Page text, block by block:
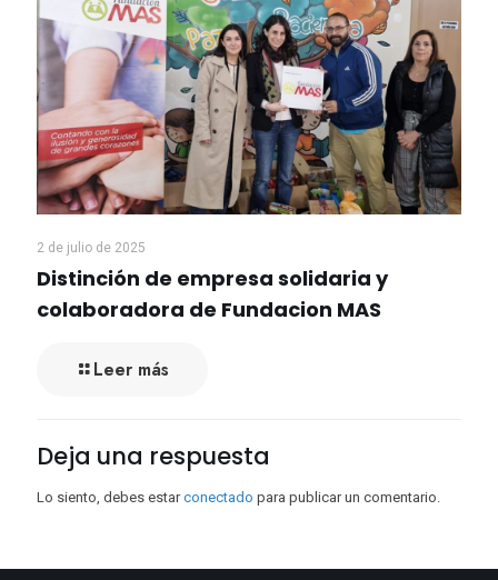
2 de julio de 2025
Distinción de empresa solidaria y
colaboradora de Fundacion MAS
Leer más
Deja una respuesta
Lo siento, debes estarconectado para publicar un comentario.